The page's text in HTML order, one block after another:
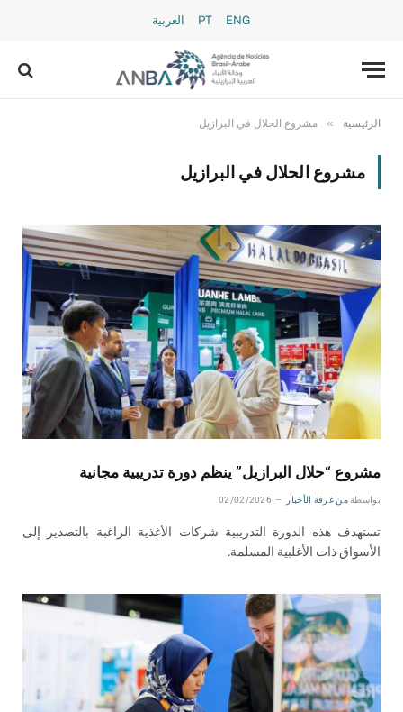
PT ENG العربية
الرئيسية » مشروع الحلال في البرازيل
مشروع الحلال في البرازيل
مشروع “حلال البرازيل” ينظم دورة تدريبية مجانية
بواسطة من غرفة الأخبار 02/02/2026
تستهدف هذه الدورة التدريبية شركات الأغذية الراغبة بالتصدير إلى
الأسواق ذات الأغلبية المسلمة.